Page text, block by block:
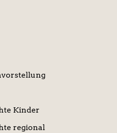
Kinder
regional